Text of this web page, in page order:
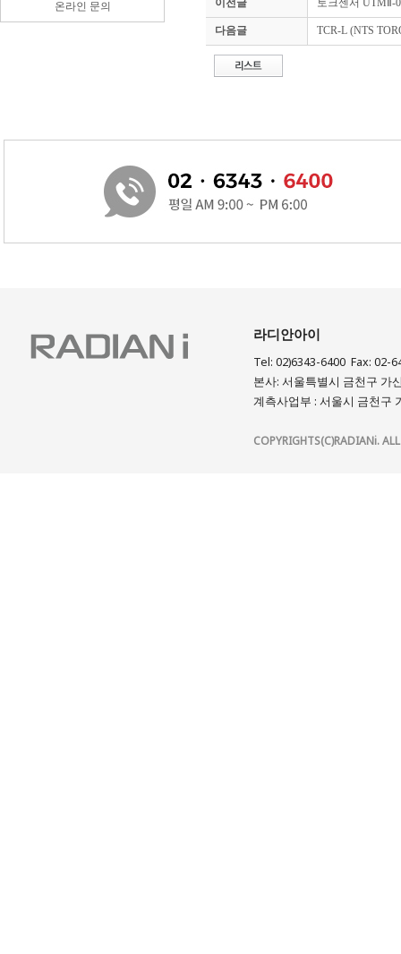
온라인 문의
이전글
토크센서 UTMⅡ-
다음글 TCR-L (NTS
라디안아이
Tel: 02)6343-6400 Fax:
본사: 서울특별시 금천구 가
계측사업부 : 서울시 금천구
COPYRIGHTS(C)RADIANi. ALL